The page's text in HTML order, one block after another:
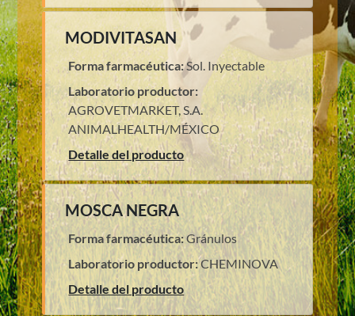
MODIVITASAN
Forma farmacéutica:Sol. Inyectable
Laboratorio productor:
AGROVETMARKET, S.A.
ANIMALHEALTH/MÉXICO
Detalle del producto
MOSCA NEGRA
Forma farmacéutica:Gránulos
Laboratorio productor:CHEMINOVA
Detalle del producto